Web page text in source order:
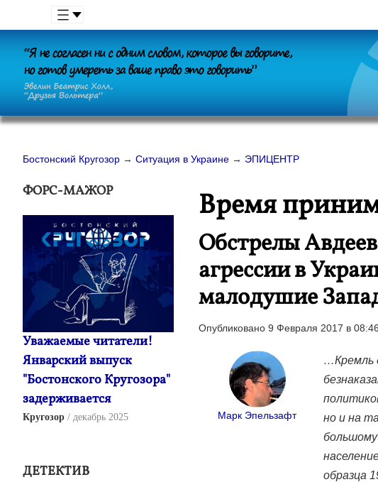
Бостонский Кругозор → Ситуация в Украине → ЭПИЦЕНТР
Время
Обстрелы
агрессии в
малодушие
Опубликовано 9 Февраля 2017 в
Марк Эпельзафт
…Кремль
но и на
большому
образца
ФОРС-МАЖОР
Уважаемые читатели!
Январский выпуск
"Бостонского Кругозора"
задерживается
Кругозор декабрь 2025
ДЕТЕКТИВ